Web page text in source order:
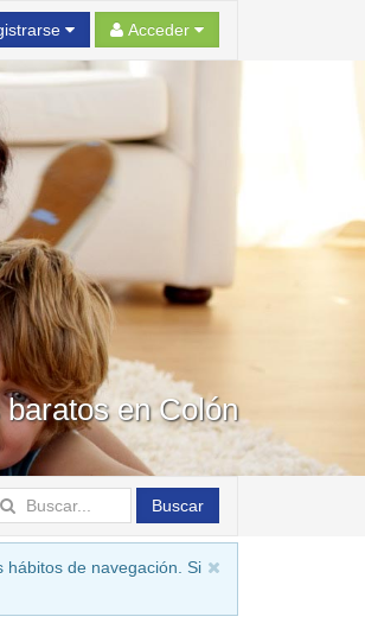
Acceder
en Colón
Buscar
hábitos de navegación. Si